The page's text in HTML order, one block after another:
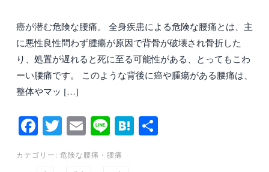
癌が潜む危険な腰痛。 全身疾患による危険な腰痛とは、主
に悪性良性問わず腫瘍が原因で背骨が破壊され骨折した
り、処置が遅れると死に至る可能性がある、とってもこわ
ーい腰痛です。 このような背後に癌や腫瘍がある腰痛は、
整体やマッ […]
Fa
ce
bo
T
wi
tte
E
m
ail
Li
ne
H
カテゴリー: 危険な腰痛 ・ 腰痛